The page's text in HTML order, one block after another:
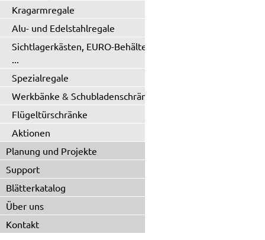
Kragarmregale
Alu- und Edelstahlregale
Sichtlagerkästen, EURO-Behälter
...
Spezialregale
Werkbänke & Schubladenschränke
Flügeltürschränke
Aktionen
Planung und Projekte
Support
Blätterkatalog
Über uns
Kontakt